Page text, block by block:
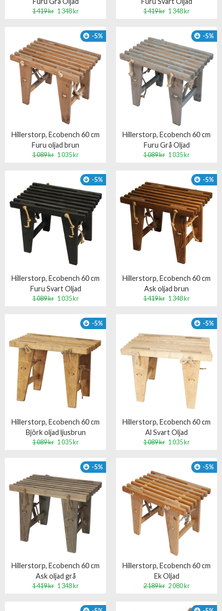
1 419 kr 1 348 kr 1 419 kr 1 348 kr
Hillerstorp, Ecobench 60 cm
Furu oljad brun
1 089 kr 1 035 kr
-5%
Hillerstorp, Ecobench 60 cm
Furu Grå Oljad
1 089 kr 1 035 kr
-5%
Hillerstorp, Ecobench 60 cm
Furu Svart Oljad
1 089 kr 1 035 kr
-5%
Hillerstorp, Ecobench 60 cm
Ask oljad brun
1 419 kr 1 348 kr
-5%
Hillerstorp, Ecobench 60 cm
Björk oljad ljusbrun
1 089 kr 1 035 kr
-5%
Hillerstorp, Ecobench 60 cm
Al Svart Oljad
1 089 kr 1 035 kr
-5%
Hillerstorp, Ecobench 60 cm
Ask oljad grå
1 419 kr 1 348 kr
-5%
Hillerstorp, Ecobench 60 cm
Ek Oljad
2 189 kr 2 080 kr
-5%